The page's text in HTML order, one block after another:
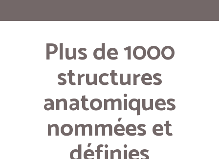
Plus de 1000
structures
anatomiques
nommées et